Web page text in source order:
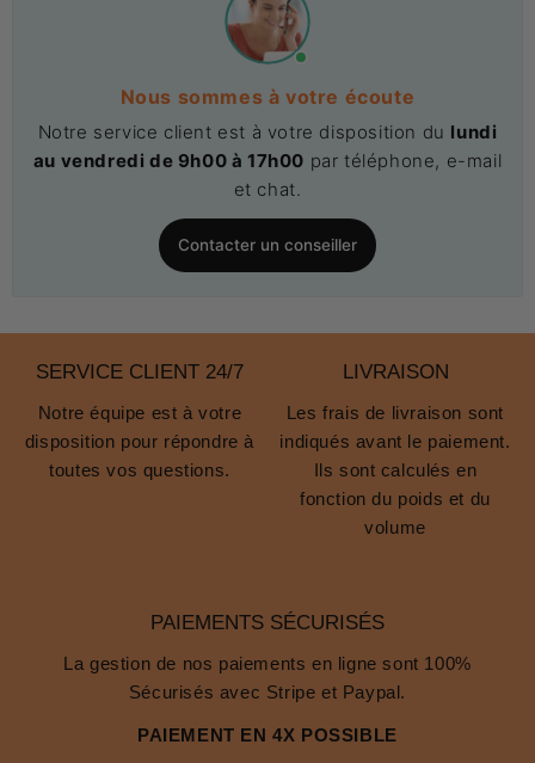
Nous sommes à votre écoute
Notre service client est à votre disposition du lundi
au vendredi de 9h00 à 17h00 par téléphone, e-mail
et chat.
Contacter un conseiller
SERVICE CLIENT 24/7
Notre équipe est à votre
disposition pour répondre à
toutes vos questions.
LIVRAISON
Les frais de livraison sont
indiqués avant le paiement.
Ils sont calculés en
fonction du poids et du
volume
PAIEMENTS SÉCURISÉS
La gestion de nos paiements en ligne sont 100%
Sécurisés avec Stripe et Paypal.
PAIEMENT EN 4X POSSIBLE